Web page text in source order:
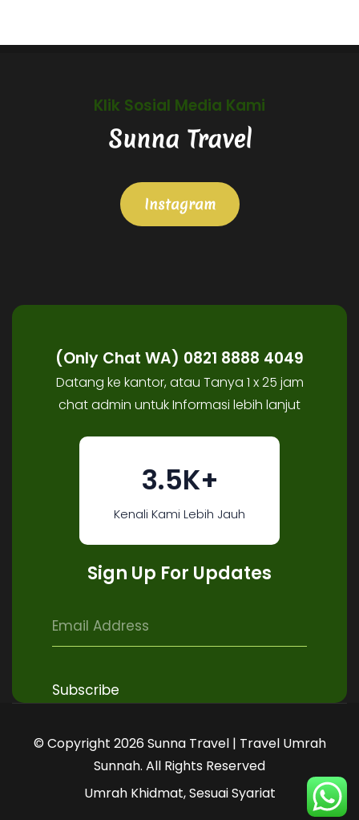
Klik Sosial Media Kami
Sunna Travel
Instagram
(Only Chat WA) 0821 8888 4049
Datang ke kantor, atau Tanya 1 x 25 jam
chat admin untuk Informasi lebih lanjut
3.5K+
Kenali Kami Lebih Jauh
Sign Up For Updates
© Copyright 2026 Sunna Travel | Travel Umrah
Sunnah. All Rights Reserved
Umrah Khidmat, Sesuai Syariat